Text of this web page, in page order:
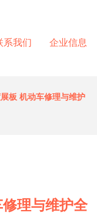
系我们 企业信息
板 机动车修理与维护
理与维护全